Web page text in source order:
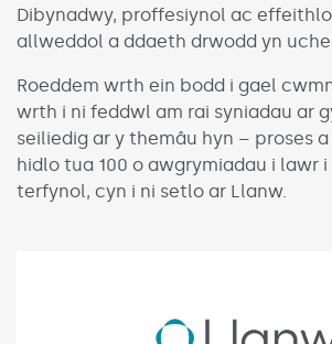
Dibynadwy, proffesiynol ac
allweddol a ddaeth drwodd yn
Roeddem wrth ein bodd i gael
wrth i ni feddwl am rai syniadau ar
seiliedig ar y themâu hyn – proses a
hidlo tua 100 o awgrymiadau i lawr
terfynol, cyn i ni setlo ar Llanw.